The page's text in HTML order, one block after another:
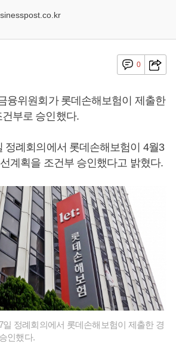
0
융위원회가 롯데손해보험이 제출한
부로 승인했다.
정례회의에서 롯데손해보험이 4월3
계획을 조건부 승인했다고 밝혔다.
정례회의에서 롯데손해보험이 제출한 경
인했다.